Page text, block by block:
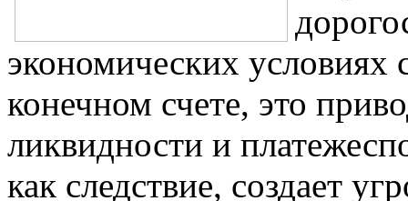
экономических условиях
конечном счете, это
ликвидности и
как следствие, создает